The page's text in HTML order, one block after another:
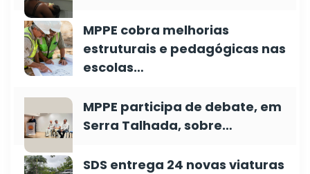
MPPE cobra melhorias
estruturais e pedagógicas nas
escolas…
MPPE participa de debate, em
Serra Talhada, sobre…
SDS entrega 24 novas viaturas